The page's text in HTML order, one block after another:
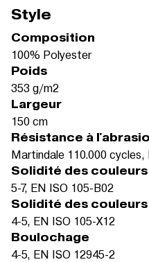
Style
Composition
100% Polyester
Poids
353 g/m2
Largeur
150 cm
Résistance à
Martindale 110.000 cycles,
Solidité des couleurs
5-7, EN ISO 105-B02
Solidité des couleurs
4-5, EN ISO 105-X12
Boulochage
4-5, EN ISO 12945-2